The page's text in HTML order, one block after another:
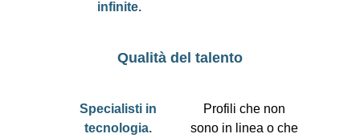
infinite.
Specialisti in
tecnologia.
Qualità del talento
Profili che non
sono in linea o che